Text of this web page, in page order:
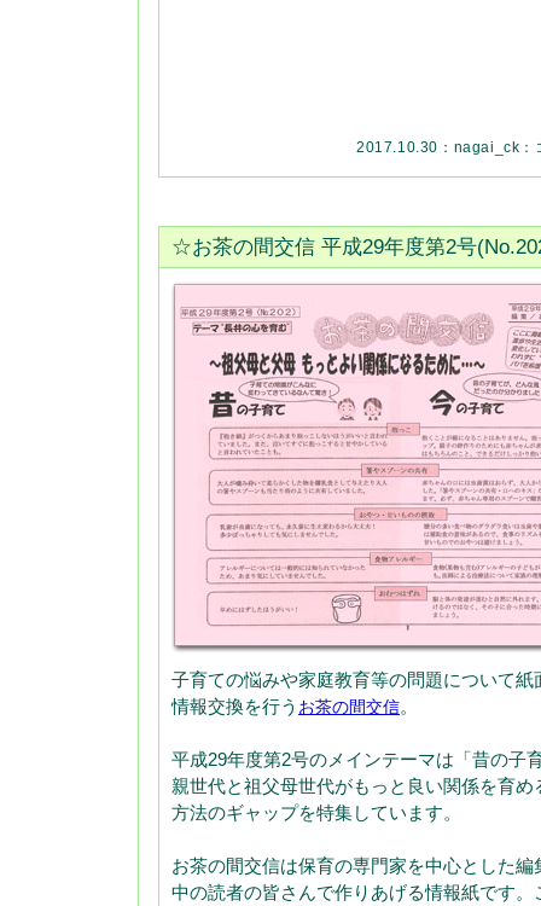
2017.10.30： nagai_ck ：
☆お茶の間交信 平成29年度第2号
子育ての悩みや家庭教育等の問題について紙
情報交換を行う お茶の間交信。
平成29年度第2号のメインテーマは「昔の子
親世代と祖父母世代がもっと良い関係を育め
方法のギャップを特集しています。
お茶の間交信は保育の専門家を中心とした編
中の読者の皆さんで作りあげる情報紙です。